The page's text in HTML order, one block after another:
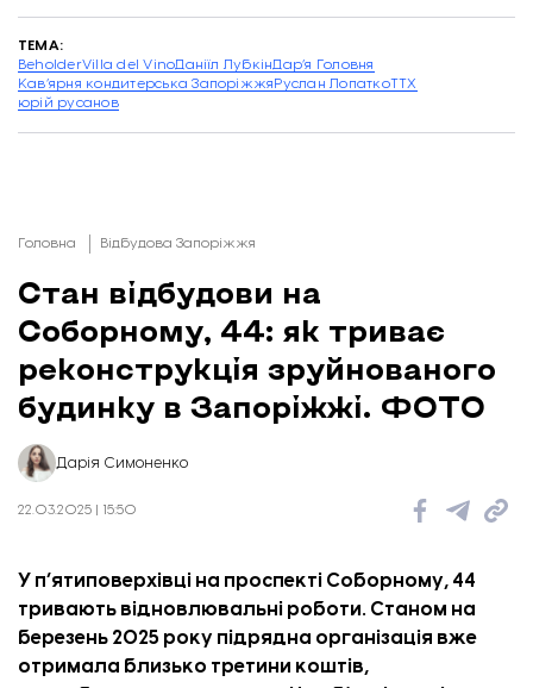
ТЕМА:
BeholderVilla del VinoДаніїл ЛубкінДар’я Головня
Кав’ярня кондитерська ЗапоріжжяРуслан ЛопаткоТТХ
юрій русанов
Головна Відбудова Запоріжжя
Стан відбудови на
Соборному, 44: як триває
реконструкція зруйнованого
будинку в Запоріжжі. ФОТО
Дарія Симоненко
22.03.2025 | 15:50
У п’ятиповерхівці на проспекті Соборному, 44
тривають відновлювальні роботи. Станом на
березень 2025 року підрядна організація вже
отримала близько третини коштів,